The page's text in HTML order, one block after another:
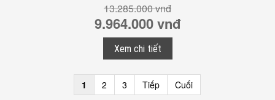
13.285.000 vnđ
9.964.000 vnđ
Xem chi tiết
1 2 3 Tiếp Cuối